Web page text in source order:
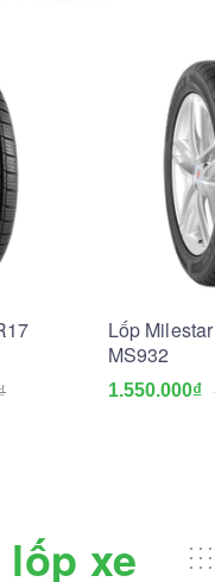
Lốp
MS932
1.550.000₫
xe